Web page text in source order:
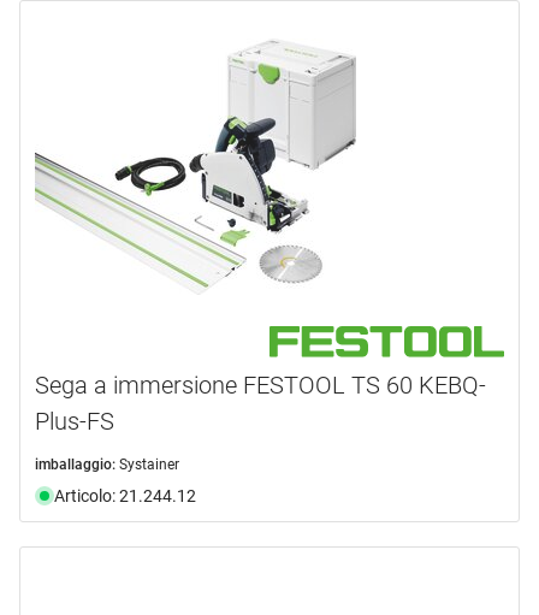
Sega a immersione FESTOOL TS 60 KEBQ-
Plus-FS
imballaggio: Systainer
Articolo: 21.244.12